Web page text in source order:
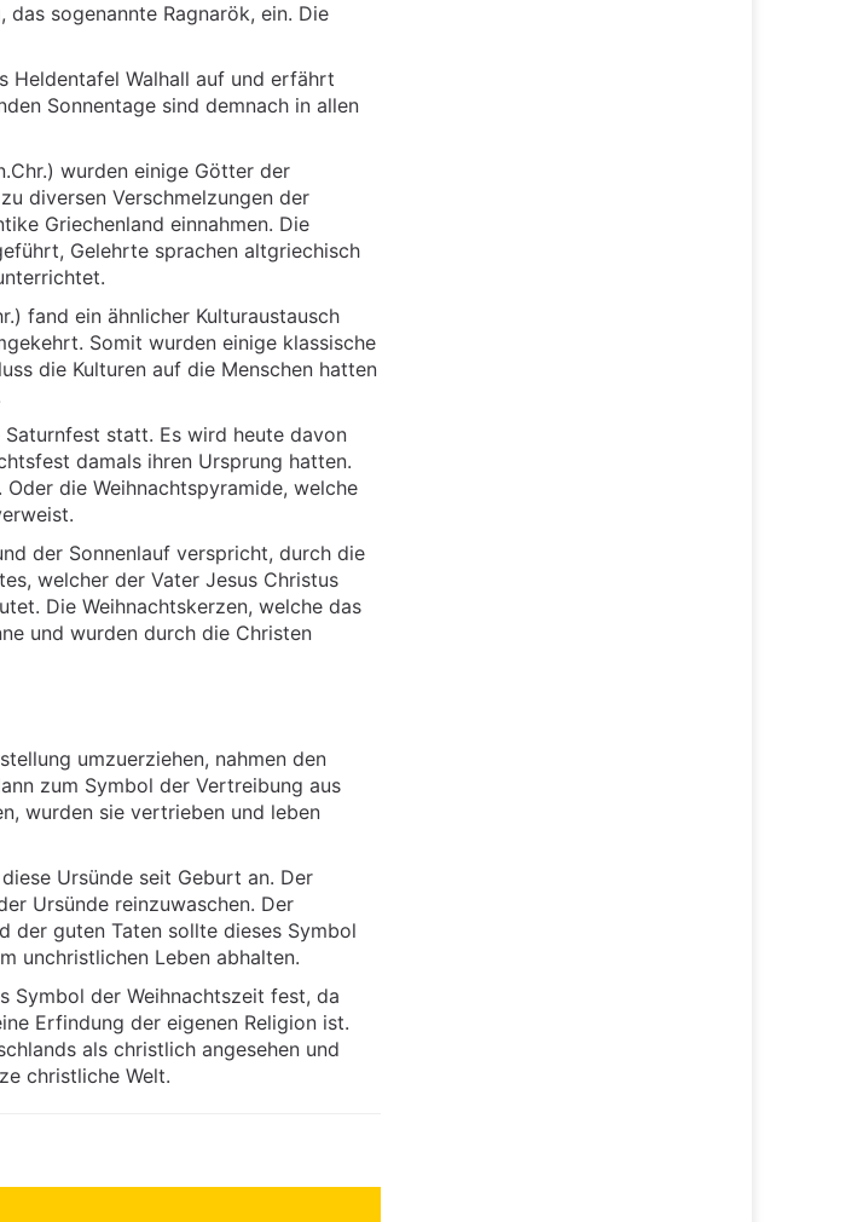
sogenannte Ragnarök, ein. Die
Heldentafel Walhall auf und erfährt
Sonnentage sind demnach in allen
wurden einige Götter der
diversen Verschmelzungen der
Griechenland einnahmen. Die
Gelehrte sprachen altgriechisch
fand ein ähnlicher Kulturaustausch
Somit wurden einige klassische
die Kulturen auf die Menschen hatten
Saturnfest statt. Es wird heute davon
damals ihren Ursprung hatten.
die Weihnachtspyramide, welche
der Sonnenlauf verspricht, durch die
welcher der Vater Jesus Christus
Die Weihnachtskerzen, welche das
und wurden durch die Christen
umzuerziehen, nahmen den
zum Symbol der Vertreibung aus
wurden sie vertrieben und leben
Ursünde seit Geburt an. Der
Ursünde reinzuwaschen. Der
der guten Taten sollte dieses Symbol
unchristlichen Leben abhalten.
Symbol der Weihnachtszeit fest, da
Erfindung der eigenen Religion ist.
als christlich angesehen und
christliche Welt.